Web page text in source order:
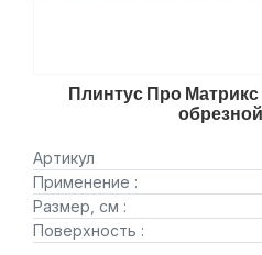
Плинтус Про
Артикул
Применение :
Размер, см :
Поверхность :